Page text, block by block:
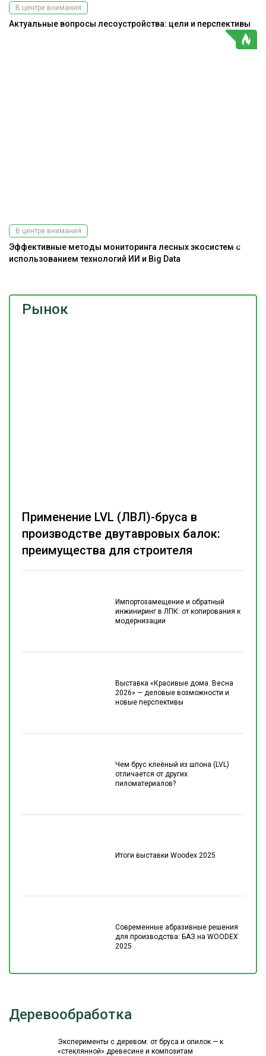
Рынок
Импортозамещение и обратный
инжиниринг в ЛПК: от копирования к
модернизации
Выставка «Красивые дома. Весна
2026» — деловые возможности и
новые перспективы
Чем брус клеёный из шпона (LVL)
отличается от других
пиломатериалов?
Итоги выставки Woodex 2025
Современные абразивные решения
для производства: БАЗ на WOODEX
2025
Применение LVL (ЛВЛ)-бруса в
производстве двутавровых балок:
преимущества для строителя
В центре внимания
Актуальные вопросы лесоустройства: цели и перспективы
В центре внимания
Эффективные методы мониторинга лесных экосистем с
использованием технологий ИИ и Big Data
Деревообработка
Эксперименты с деревом: от бруса и опилок — к
«стеклянной» древесине и композитам
телеграм-канал